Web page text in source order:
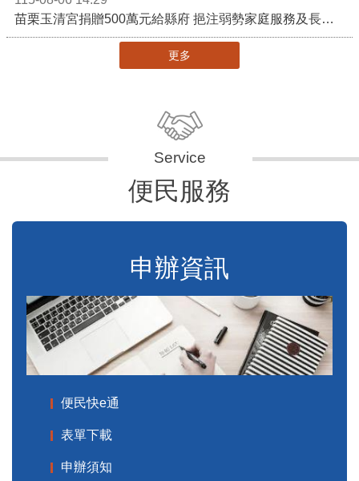
更多
便民服務
申辦資訊
便民快e通
表單下載
申辦須知